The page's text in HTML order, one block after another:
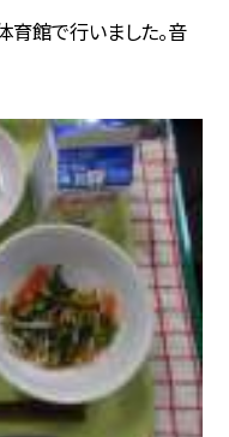
館で行いました。音